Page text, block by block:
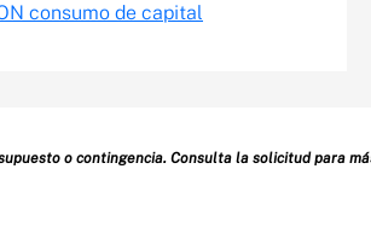
consumo de capital​
o contingencia. Consulta la solicitud para